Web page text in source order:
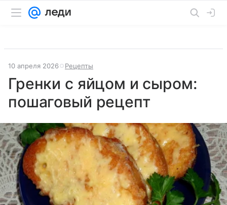
10 апреля 2026 Рецепты
Гренки с яйцом и сыром:
пошаговый рецепт